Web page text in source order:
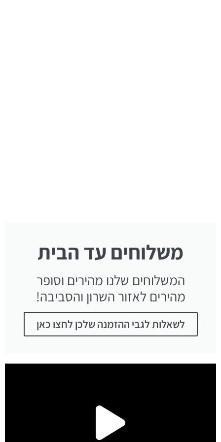
משלוחים עד הבית
המשלוחים שלנו מהירים וסופר
מהירים לאזור השרון והסביבה!
לשאלות לגבי ההזמנה שלכן לחצו כאן